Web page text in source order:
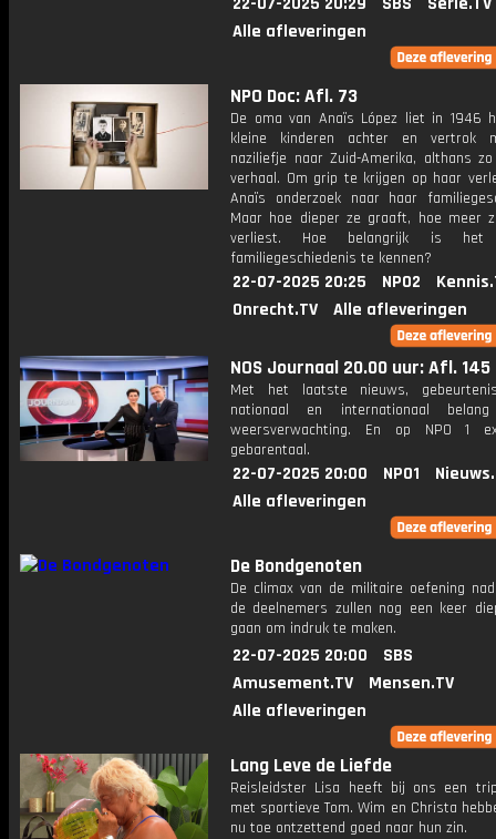
Alle afleveringen
NPO Doc: Afl. 73
De oma van Anaïs López liet in 1946
kleine kinderen achter en vertrok
naziliefje naar Zuid-Amerika, althans
verhaal. Om grip te krijgen op haar
Anaïs onderzoek naar haar
Maar hoe dieper ze graaft, hoe meer
verliest. Hoe belangrijk is
familiegeschiedenis te kennen?
22-07-2025 20:25 NPO2
Onrecht.TV
Alle afleveringen
NOS Journaal 20.00 uur: Afl. 145
Met het laatste nieuws,
nationaal en internationaal
weersverwachting. En op NPO 1
gebarentaal.
22-07-2025 20:00 NPO1
Alle afleveringen
De Bondgenoten
De climax van de militaire oefening
de deelnemers zullen nog een keer
gaan om indruk te maken.
22-07-2025 20:00
SBS
Amusement.TV
Mensen.TV
Alle afleveringen
Lang Leve de Liefde
Reisleidster Lisa heeft bij ons een
met sportieve Tom. Wim en Christa
nu toe ontzettend goed naar hun zin.